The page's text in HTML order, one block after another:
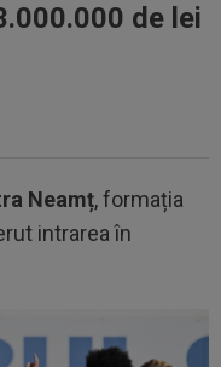
de lei
Neamț, formația
intrareaîn